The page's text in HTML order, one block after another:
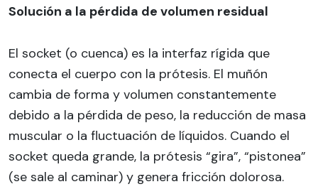
Solución a la pérdida de volumen residual
El socket (o cuenca) es la interfaz rígida que
conecta el cuerpo con la prótesis. El muñón
cambia de forma y volumen constantemente
debido a la pérdida de peso, la reducción de masa
muscular o la fluctuación de líquidos. Cuando el
socket queda grande, la prótesis “gira”, “pistonea”
(se sale al caminar) y genera fricción dolorosa.